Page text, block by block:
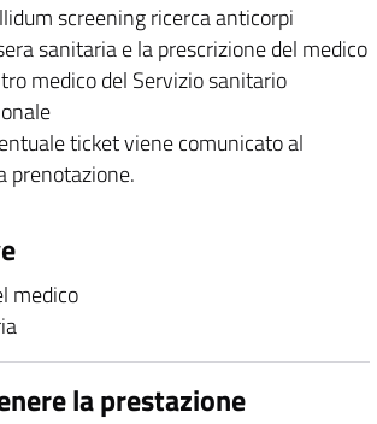
screening ricerca anticorpi
sanitaria e la prescrizione del medico
medico del Servizio sanitario
ticket viene comunicato al
prenotazione.
medico
la prestazione